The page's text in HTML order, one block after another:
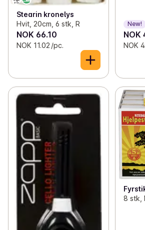
Stearin kronelys
Hvit, 20cm, 6 stk, R
NOK 66.10
NOK 11.02 /pc.
New!
NOK
NOK
8 stk,